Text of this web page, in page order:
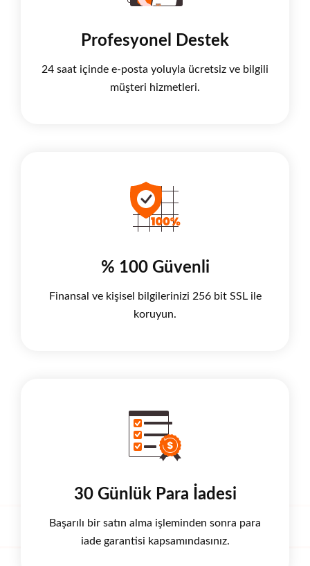
Profesyonel Destek
24 saat içinde e-posta yoluyla ücretsiz ve bilgili
müşteri hizmetleri.
% 100 Güvenli
Finansal ve kişisel bilgilerinizi 256 bit SSL ile
koruyun.
30 Günlük Para İadesi
Başarılı bir satın alma işleminden sonra para
iade garantisi kapsamındasınız.